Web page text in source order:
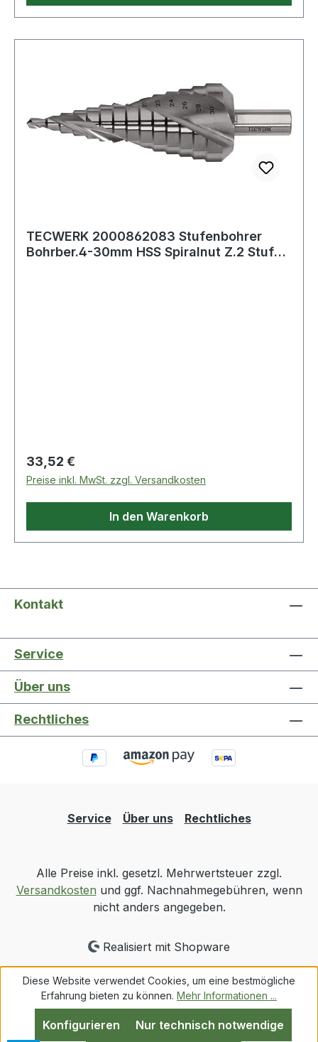
TECWERK 2000862083 Stufenbohrer
Bohrber.4-30mm HSS Spiralnut Z.2 Stufen
Regulärer Preis:
33,52 €
Preise inkl. MwSt. zzgl. Versandkosten
In den Warenkorb
Kontakt
Service
Über uns
Rechtliches
Service Über uns Rechtliches
Alle Preise inkl. gesetzl. Mehrwertsteuer zzgl.
Versandkosten und ggf. Nachnahmegebühren, wenn
nicht anders angegeben.
Realisiert mit Shopware
Diese Website verwendet Cookies, um eine bestmögliche
Erfahrung bieten zu können. Mehr Informationen ...
Nur technisch notwendige
Konfigurieren